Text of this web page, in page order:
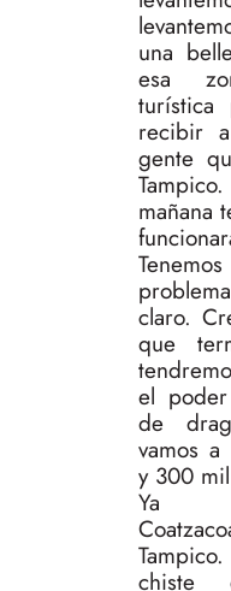
una
esa
turística
recibir
gente
mañana
claro.
que
el
de
vamos
y 300
Ya
chiste